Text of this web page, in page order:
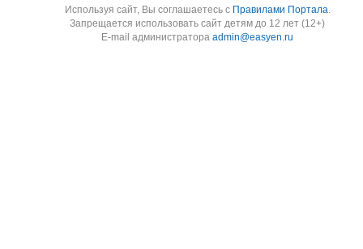
Используя cайт, Вы соглашаетесь с Правилами Портала.
Запрещается использовать сайт детям до 12 лет (12+)
E-mail администратораadmin@easyen.ru